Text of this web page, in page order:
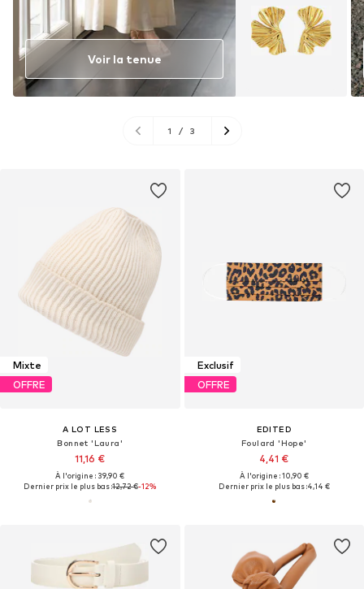
Voir la tenue
1 / 3
Mixte
OFFRE
A LOT LESS
Bonnet 'Laura'
11,16 €
À l'origine : 39,90 €
Dernier prix le plus bas :12,72 €-12%
Exclusif
OFFRE
EDITED
Foulard 'Hope'
4,41 €
À l'origine : 10,90 €
Dernier prix le plus bas :4,14 €